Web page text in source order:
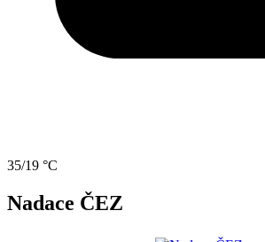
35/19 °C
Nadace ČEZ